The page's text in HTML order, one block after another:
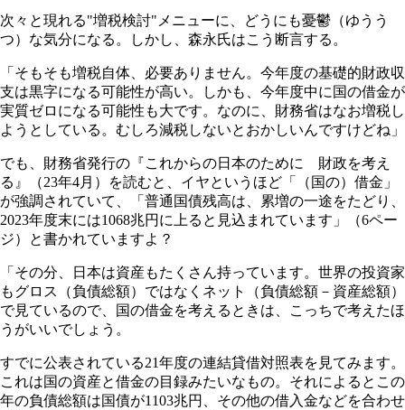
次々と現れる"増税検討"メニューに、どうにも憂鬱（ゆうう
つ）な気分になる。しかし、森永氏はこう断言する。
「そもそも増税自体、必要ありません。今年度の基礎的財政収
支は黒字になる可能性が高い。しかも、今年度中に国の借金が
実質ゼロになる可能性も大です。なのに、財務省はなお増税し
ようとしている。むしろ減税しないとおかしいんですけどね」
でも、財務省発行の『これからの日本のために 財政を考え
る』（23年4月）を読むと、イヤというほど「（国の）借金」
が強調されていて、「普通国債残高は、累増の一途をたどり、
2023年度末には1068兆円に上ると見込まれています」（6ペー
ジ）と書かれていますよ？
「その分、日本は資産もたくさん持っています。世界の投資家
もグロス（負債総額）ではなくネット（負債総額－資産総額）
で見ているので、国の借金を考えるときは、こっちで考えたほ
うがいいでしょう。
すでに公表されている21年度の連結貸借対照表を見てみます。
これは国の資産と借金の目録みたいなもの。それによるとこの
年の負債総額は国債が1103兆円、その他の借入金などを合わせ